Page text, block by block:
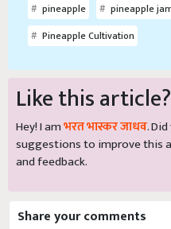
pineapple
pineapple
Pineapple Cultivation
Like this article?
Hey! I amभरत भास्कर जाधव.
suggestions to improve this
and feedback.
Share your comments